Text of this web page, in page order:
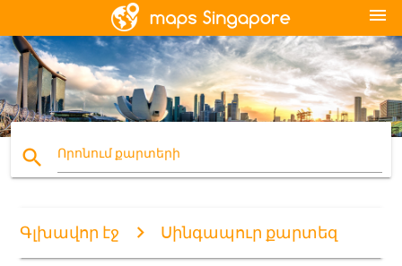
menu
search Որոնում քարտերի
Գլխավոր էջ Սինգապուր քարտեզ